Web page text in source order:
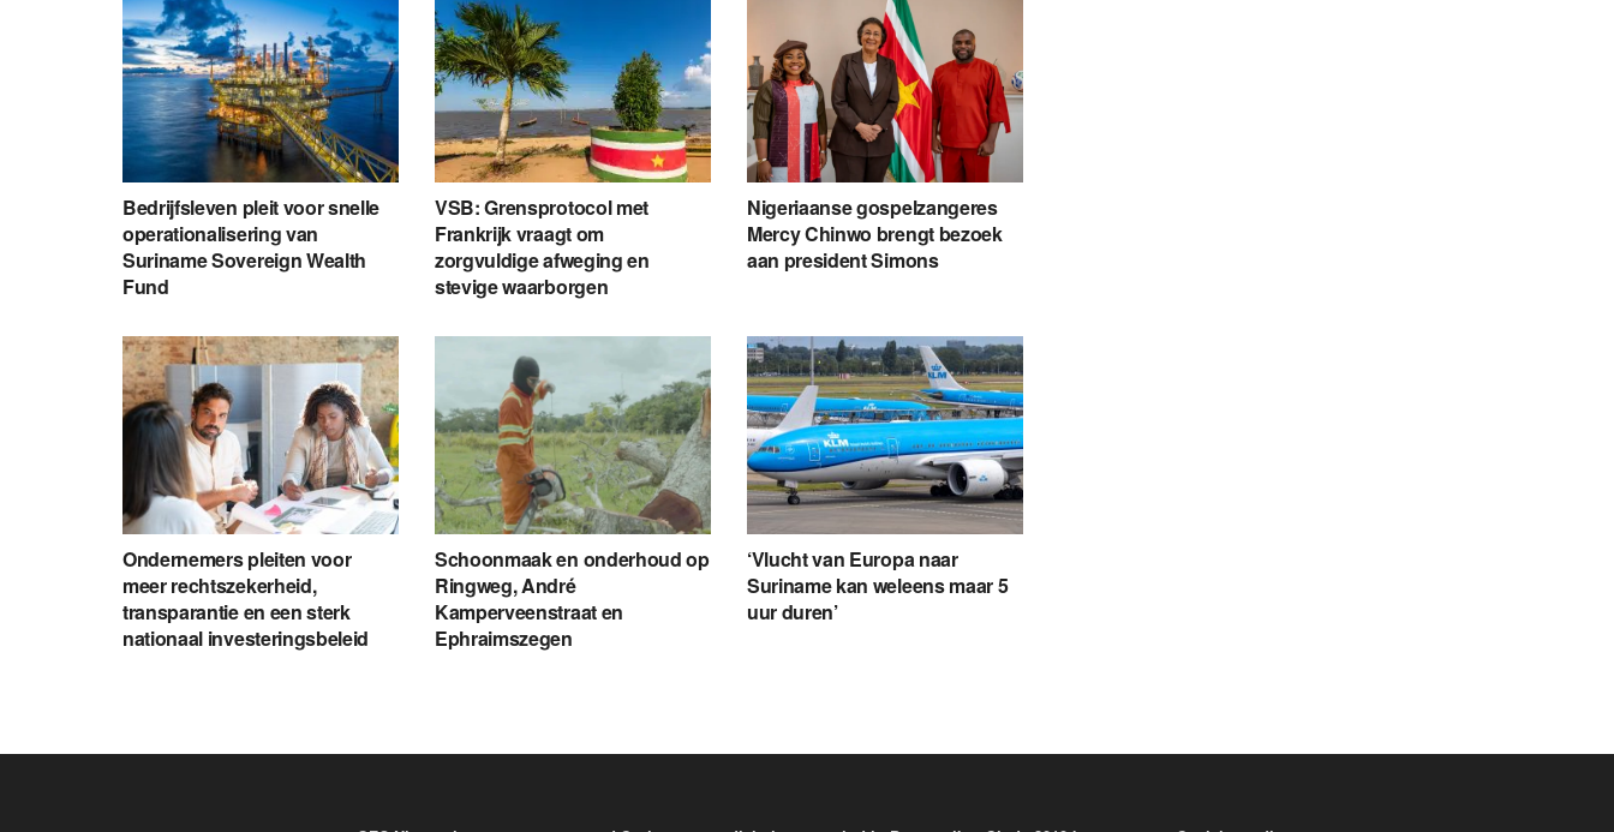
Bedrijfsleven pleit voor snelle
operationalisering van
Suriname Sovereign Wealth
Fund
VSB: Grensprotocol met
Frankrijk vraagt om
zorgvuldige afweging en
stevige waarborgen
Nigeriaanse gospelzangeres
Mercy Chinwo brengt bezoek
aan president Simons
Ondernemers pleiten voor
meer rechtszekerheid,
transparantie en een sterk
nationaal investeringsbeleid
Schoonmaak en onderhoud op
Ringweg, André
Kamperveenstraat en
Ephraimszegen
‘Vlucht van Europa naar
Suriname kan weleens maar 5
uur duren’